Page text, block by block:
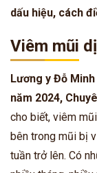
dấu hiệu, cách
Viêm mũi
Lương y Đỗ Minh
năm 2024,
cho biết, viêm
bên trong mũi bị
tuần trở lên. Có